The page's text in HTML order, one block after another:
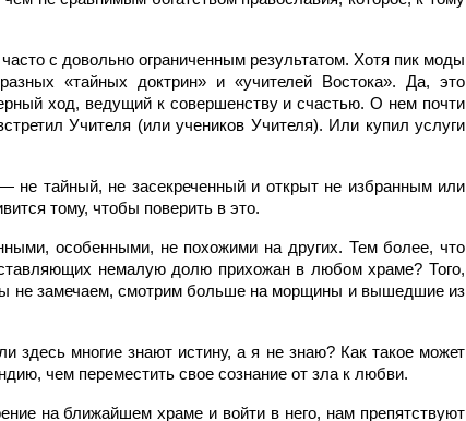
с довольно ограниченным результатом. Хотя пик моды
«тайных доктрин» и «учителей Востока». Да, это
ход, ведущий к совершенству и счастью. О нем почти
Учителя (или учеников Учителя). Или купил услуги
не тайный, не засекреченный и открыт не избранным или
тому, чтобы поверить в это.
особенными, не похожими на других. Тем более, что
немалую долю прихожан в любом храме? Того,
не замечаем, смотрим больше на морщины и вышедшие из
здесь многие знают истину, а я не знаю? Как такое может
чем переместить свое сознание от зла к любви.
на ближайшем храме и войти в него, нам препятствуют